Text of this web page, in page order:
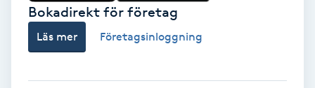
Bokadirekt för företag
Läs mer Företagsinloggning